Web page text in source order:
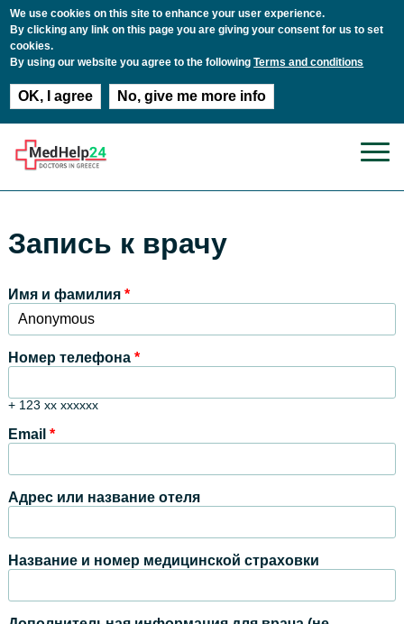
We use cookies on this site to enhance your user experience.
By clicking any link on this page you are giving your consent for us to set
cookies.
By using our website you agree to the followingTerms and conditions
OK, I agree No, give me more info
Запись к врачу
Имя и фамилия *
Номер телефона *
+ 123 xx xxxxxx
Email *
Адрес или название отеля
Название и номер медицинской страховки